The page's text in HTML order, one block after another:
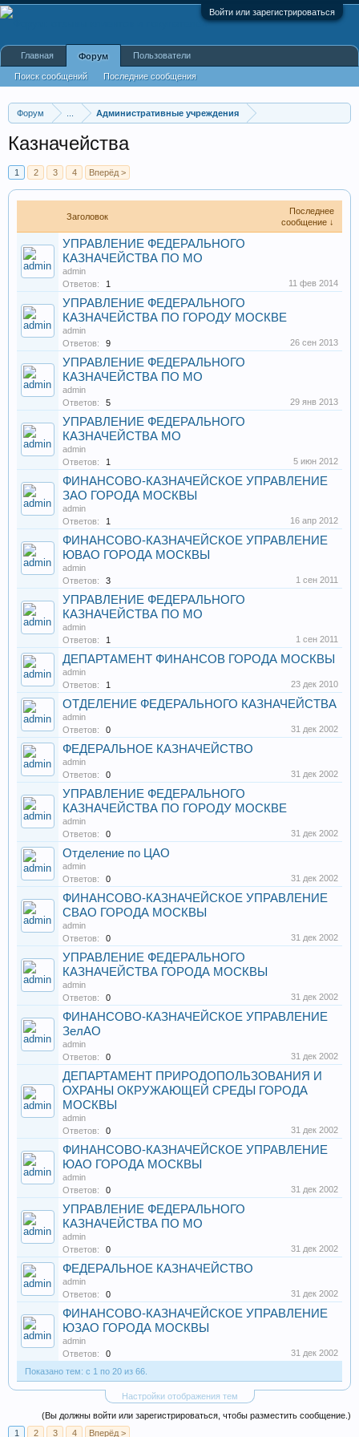
Войти или зарегистрироваться
Форум Административные учреждения
Казначейства
1 2 3 4 Вперёд >
Заголовок
Последнее
сообщение ↓
УПРАВЛЕНИЕ ФЕДЕРАЛЬНОГО
КАЗНАЧЕЙСТВА ПО МО
admin
Ответов:
1 11 фев 2014
УПРАВЛЕНИЕ ФЕДЕРАЛЬНОГО
КАЗНАЧЕЙСТВА ПО ГОРОДУ МОСКВЕ
admin
Ответов:
9 26 сен 2013
УПРАВЛЕНИЕ ФЕДЕРАЛЬНОГО
КАЗНАЧЕЙСТВА ПО МО
admin
Ответов:
5 29 янв 2013
УПРАВЛЕНИЕ ФЕДЕРАЛЬНОГО
КАЗНАЧЕЙСТВА МО
admin
Ответов:
1 5 июн 2012
ФИНАНСОВО-КАЗНАЧЕЙСКОЕ УПРАВЛЕНИЕ
ЗАО ГОРОДА МОСКВЫ
admin
Ответов:
1 16 апр 2012
ФИНАНСОВО-КАЗНАЧЕЙСКОЕ УПРАВЛЕНИЕ
ЮВАО ГОРОДА МОСКВЫ
admin
Ответов:
3 1 сен 2011
УПРАВЛЕНИЕ ФЕДЕРАЛЬНОГО
КАЗНАЧЕЙСТВА ПО МО
admin
Ответов:
1 1 сен 2011
ДЕПАРТАМЕНТ ФИНАНСОВ ГОРОДА МОСКВЫ
admin
Ответов:
1 23 дек 2010
ОТДЕЛЕНИЕ ФЕДЕРАЛЬНОГО КАЗНАЧЕЙСТВА
admin
Ответов:
0 31 дек 2002
ФЕДЕРАЛЬНОЕ КАЗНАЧЕЙСТВО
admin
Ответов:
0 31 дек 2002
УПРАВЛЕНИЕ ФЕДЕРАЛЬНОГО
КАЗНАЧЕЙСТВА ПО ГОРОДУ МОСКВЕ
admin
Ответов:
0 31 дек 2002
Отделение по ЦАО
admin
Ответов:
0 31 дек 2002
ФИНАНСОВО-КАЗНАЧЕЙСКОЕ УПРАВЛЕНИЕ
СВАО ГОРОДА МОСКВЫ
admin
Ответов:
0 31 дек 2002
УПРАВЛЕНИЕ ФЕДЕРАЛЬНОГО
КАЗНАЧЕЙСТВА ГОРОДА МОСКВЫ
admin
Ответов:
0 31 дек 2002
ФИНАНСОВО-КАЗНАЧЕЙСКОЕ УПРАВЛЕНИЕ
ЗелАО
admin
Ответов:
0 31 дек 2002
ДЕПАРТАМЕНТ ПРИРОДОПОЛЬЗОВАНИЯ И
ОХРАНЫ ОКРУЖАЮЩЕЙ СРЕДЫ ГОРОДА
МОСКВЫ
admin
Ответов:
0 31 дек 2002
ФИНАНСОВО-КАЗНАЧЕЙСКОЕ УПРАВЛЕНИЕ
ЮАО ГОРОДА МОСКВЫ
admin
Ответов:
0 31 дек 2002
УПРАВЛЕНИЕ ФЕДЕРАЛЬНОГО
КАЗНАЧЕЙСТВА ПО МО
admin
Ответов:
0 31 дек 2002
ФЕДЕРАЛЬНОЕ КАЗНАЧЕЙСТВО
admin
Ответов:
0 31 дек 2002
ФИНАНСОВО-КАЗНАЧЕЙСКОЕ УПРАВЛЕНИЕ
ЮЗАО ГОРОДА МОСКВЫ
admin
Ответов:
0
31 дек 2002
Показано тем: с 1 по 20 из 66.
Настройки отображения тем
(Вы должны войти или зарегистрироваться, чтобы разместить сообщение.)
1
2 3 4 Вперёд >
Главная Форум
Поиск сообщений Последние сообщения
Пользователи